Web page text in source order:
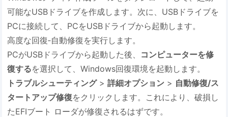
可能なUSBドライブを作成します。次に、USBドライブを
PCに接続して、PCをUSBドライブから起動します。
高度な回復‐自動修復を実行します。
PCがUSBドライブから起動した後、 コンピューターを修
復するを選択して、Windows回復環境を起動します。
トラブルシューティング>詳細オプション > 自動修復/ス
タートアップ修復をクリックします。これにより、破損し
たEFIブート ローダが修復されるはずです。